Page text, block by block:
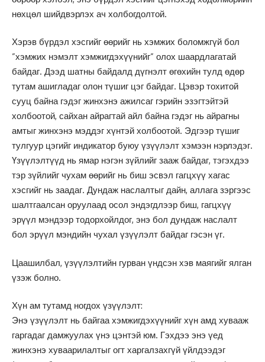
нөхцөл шийдвэрлэх ач холбогдолтой.
Хэрэв бүрдэл хэсгийг өөрийг нь хэмжих боломжгүй бол
”хэмжих нэмэлт хэмжигдэхүүнийг” олох шаардлагатай
байдаг. Дээд шатны байдалд дүгнэлт өгөхийн тулд өдөр
тутам ашигладаг олон түшиг цэг байдаг. Цэвэр тохитой
сууц байна гэдэг жинхэнэ ажилсаг гэрийн эзэгтэйтэй
холбоотой, сайхан айрагтай айл байна гэдэг нь айрагны
амтыг жинхэнэ мэддэг хүнтэй холбоотой. Эдгээр түшиг
тулгуур цэгийг индикатор буюу үзүүлэлт хэмээн нэрлэдэг.
Үзүүлэлтүүд нь ямар нэгэн зүйлийг зааж байдаг, тэгэхдээ
тэр зүйлийг чухам өөрийг нь биш эсвэл гагцхүү хагас
хэсгийг нь заадаг. Дундаж наслалтыг дайн, аллага зэргээс
шалтгаалсан оруулаад осол эндэгдлээр биш, гагцхүү
эрүүл мэндээр тодорхойлдог, энэ бол дундаж наслалт
бол эрүүл мэндийн чухал үзүүлэлт байдаг гэсэн үг.
Цаашилбал, үзүүлэлтийн гурван үндсэн хэв маягийг ялган
үзэж болно.
Хүн ам тутамд ногдох үзүүлэлт:
Энэ үзүүлэлт нь байгаа хэмжигдэхүүнийг хүн амд хувааж
гаргадаг дамжуулах үнэ цэнтэй юм. Гэхдээ энэ үед
жинхэнэ хуваарилалтыг огт харгалзахгүй үйлдээдэг